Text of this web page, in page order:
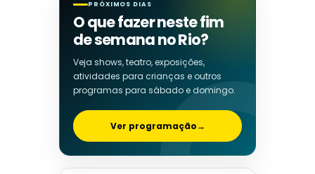
PRÓXIMOS DIAS
O que fazer neste fim
de semana no Rio?
Veja shows, teatro, exposições,
atividades para crianças e outros
programas para sábado e domingo.
Ver programação→